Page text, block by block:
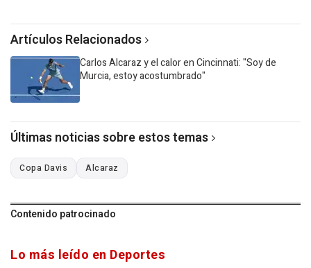
Artículos Relacionados
Carlos Alcaraz y el calor en Cincinnati: "Soy de
Murcia, estoy acostumbrado"
Últimas noticias sobre estos temas
Copa Davis Alcaraz
Contenido patrocinado
Lo más leído en Deportes